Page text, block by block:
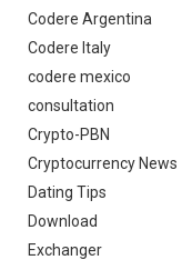
Codere Argentina
Codere Italy
codere mexico
consultation
Crypto-PBN
Cryptocurrency News
Dating Tips
Download
Exchanger